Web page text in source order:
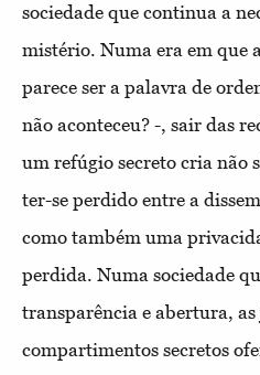
sociedade que continua a
mistério. Numa era em que
parece ser a palavra de
não aconteceu? -, sair das
um refúgio secreto cria não
ter-se perdido entre a
como também uma
perdida. Numa sociedade
transparência e abertura, as
compartimentos secretos